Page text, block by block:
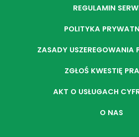
REGULAMIN
POLITYKA
ZASADY USZEREGOWANIA
ZGŁOŚ KWESTIĘ
AKT O USŁUGACH
O NAS